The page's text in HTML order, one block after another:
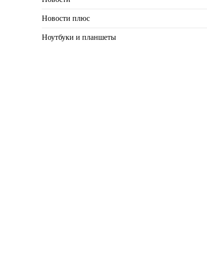
Новости плюс
Ноутбуки и планшеты